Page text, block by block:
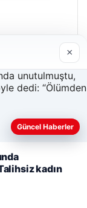
çerezler
×
Güncel Haberler
kadın
Okulu